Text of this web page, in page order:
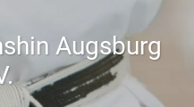
Augsburg